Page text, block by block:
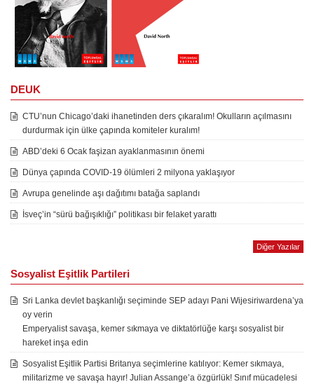
DEUK
CTU’nun Chicago’daki ihanetinden ders çıkaralım! Okulların açılmasını
durdurmak için ülke çapında komiteler kuralım!
ABD’deki 6 Ocak faşizan ayaklanmasının önemi
Dünya çapında COVID-19 ölümleri 2 milyona yaklaşıyor
Avrupa genelinde aşı dağıtımı batağa saplandı
İsveç’in “sürü bağışıklığı” politikası bir felaket yarattı
Diğer Yazılar
Sosyalist Eşitlik Partileri
Sri Lanka devlet başkanlığı seçiminde SEP adayı Pani Wijesiriwardena’ya
oy verin
Emperyalist savaşa, kemer sıkmaya ve diktatörlüğe karşı sosyalist bir
hareket inşa edin
Sosyalist Eşitlik Partisi Britanya seçimlerine katılıyor: Kemer sıkmaya,
militarizme ve savaşa hayır! Julian Assange’a özgürlük! Sınıf mücadelesi